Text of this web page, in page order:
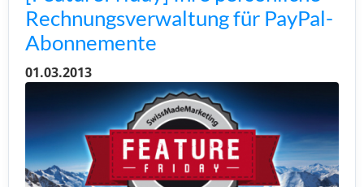
Rechnungsverwaltung für PayPal-
Abonnemente
01.03.2013